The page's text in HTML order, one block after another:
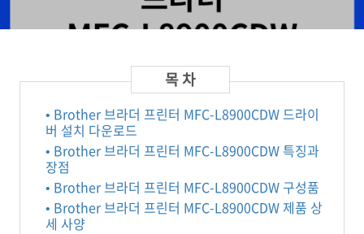
• Brother 브라더 프린터 MFC-L8900CDW 드라이
버 설치 다운로드
• Brother 브라더 프린터 MFC-L8900CDW 특징과
장점
• Brother 브라더 프린터 MFC-L8900CDW 구성품
• Brother 브라더 프린터 MFC-L8900CDW 제품 상
세 사양